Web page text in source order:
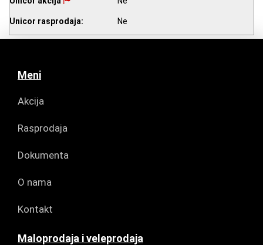
Unicor rasprodaja: Ne
Meni
Akcija
Rasprodaja
Dokumenta
O nama
Kontakt
Maloprodaja i veleprodaja